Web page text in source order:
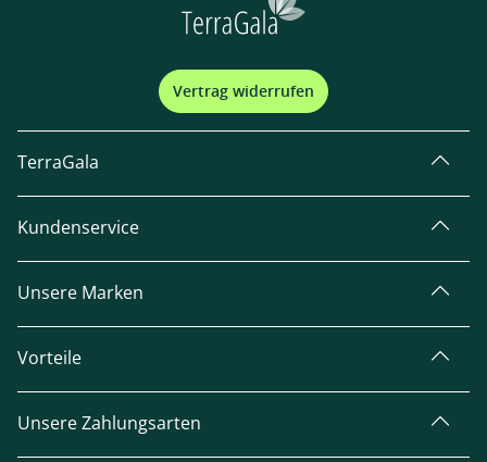
Vertrag widerrufen
TerraGala
Kundenservice
Unsere Marken
Vorteile
Unsere Zahlungsarten